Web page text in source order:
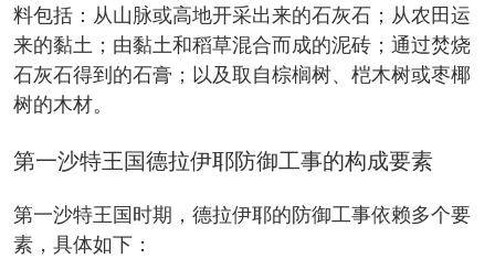
料包括：从山脉或高地开采出来的石灰石；从农田运
来的黏土；由黏土和稻草混合而成的泥砖；通过焚烧
石灰石得到的石膏；以及取自棕榈树、桤木树或枣椰
树的木材。
第一沙特王国德拉伊耶防御工事的构成要素
第一沙特王国时期，德拉伊耶的防御工事依赖多个要
素，具体如下：